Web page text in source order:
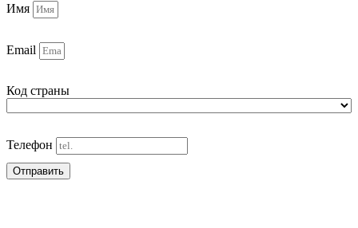
Имя
Email
Код страны
Телефон
Отправить